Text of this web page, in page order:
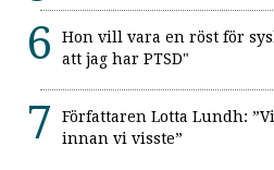
Hon vill vara en röst för
att jag har PTSD"
Författaren Lotta Lundh:
innan vi visste”